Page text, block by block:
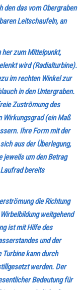
den das vom Obergraben
Leitschaufeln, an
zum Mittelpunkt,
wird (Radialturbine).
im rechten Winkel zur
in denUntergraben.
Zuströmung des
(ein Maß
Ihre Form mit der
aus der Überlegung,
jeweils um den Betrag
bereits
die Richtung
weitgehend
ist mit Hilfe des
und der
Turbine kann durch
werden. Der
Bedeutung für